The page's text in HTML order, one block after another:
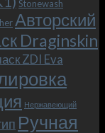
Max),
или
как
мы
прикоснулись
к
фильма.
Stonewash
Авторский
Draginskin
ZDI Eva
Нержавеющий
Ручная